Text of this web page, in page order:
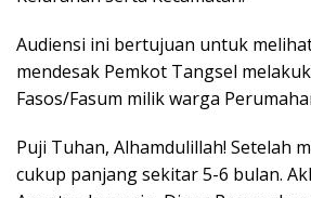
Audiensi ini bertujuan untuk
mendesak Pemkot Tangsel
Fasos/Fasum milik warga
Puji Tuhan, Alhamdulillah! Setelah
cukup panjang sekitar 5-6 bulan.